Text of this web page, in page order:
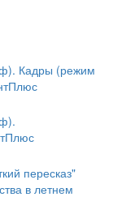
Кадры (режим
пересказ"
в летнем